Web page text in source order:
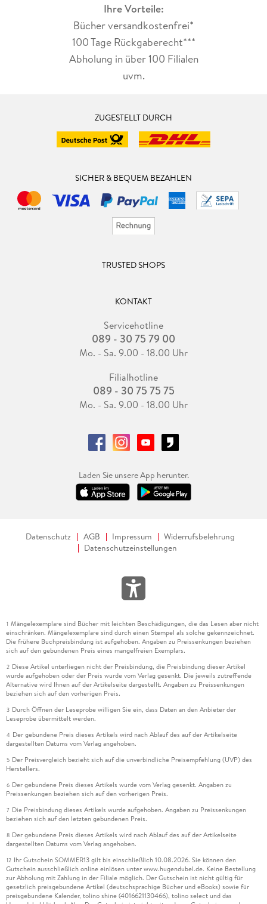
Ihre Vorteile:
Bücher versandkostenfrei*
100 Tage Rückgaberecht***
Abholung in über 100 Filialen
uvm.
ZUGESTELLT DURCH
SICHER & BEQUEM BEZAHLEN
TRUSTED SHOPS
KONTAKT
Servicehotline
089 - 30 75 79 00
Mo. - Sa. 9.00 - 18.00 Uhr
Filialhotline
089 - 30 75 75 75
Mo. - Sa. 9.00 - 18.00 Uhr
Laden Sie unsere App herunter.
Datenschutz AGB Impressum
Widerrufsbelehrung
Datenschutzeinstellungen
1 Mängelexemplare sind Bücher mit leichten Beschädigungen, die das Lesen aber nicht
einschränken. Mängelexemplare sind durch einen Stempel als solche gekennzeichnet.
Die frühere Buchpreisbindung ist aufgehoben. Angaben zu Preissenkungen beziehen
sich auf den gebundenen Preis eines mangelfreien Exemplars.
2 Diese Artikel unterliegen nicht der Preisbindung, die Preisbindung dieser Artikel
wurde aufgehoben oder der Preis wurde vom Verlag gesenkt. Die jeweils zutreffende
Alternative wird Ihnen auf der Artikelseite dargestellt. Angaben zu Preissenkungen
beziehen sich auf den vorherigen Preis.
3 Durch Öffnen der Leseprobe willigen Sie ein, dass Daten an den Anbieter der
Leseprobe übermittelt werden.
4 Der gebundene Preis dieses Artikels wird nach Ablauf des auf der Artikelseite
dargestellten Datums vom Verlag angehoben.
5 Der Preisvergleich bezieht sich auf die unverbindliche Preisempfehlung (UVP) des
Herstellers.
6 Der gebundene Preis dieses Artikels wurde vom Verlag gesenkt. Angaben zu
Preissenkungen beziehen sich auf den vorherigen Preis.
7 Die Preisbindung dieses Artikels wurde aufgehoben. Angaben zu Preissenkungen
beziehen sich auf den letzten gebundenen Preis.
8 Der gebundene Preis dieses Artikels wird nach Ablauf des auf der Artikelseite
dargestellten Datums vom Verlag angehoben.
12 Ihr Gutschein SOMMER13 gilt bis einschließlich 10.08.2026. Sie können den
Gutschein ausschließlich online einlösen unter www.hugendubel.de. Keine Bestellung
zur Abholung mit Zahlung in der Filiale möglich. Der Gutschein ist nicht gültig für
gesetzlich preisgebundene Artikel (deutschsprachige Bücher und eBooks) sowie für
preisgebundene Kalender, tolino shine (4016621130466), tolino select und das